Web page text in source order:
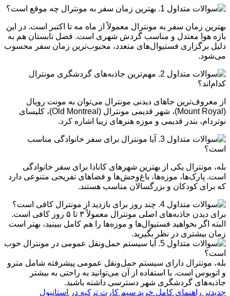
1. بهترین زمان سفر به مونترال چه موقع است؟
بهترین زمان سفر به مونترال معمولاً از ماه مه تا اکتبر است. در این
بازه هوا معتدل و مناسب گردش شهری است. فصل تابستان هم به
دلیل برگزاری فستیوال‌های متعدد، محبوب‌ترین زمان سفر محسوب
می‌شود.
2. مهم‌ترین جاذبه‌های گردشگری مونترال
کدام‌اند؟
از معروف‌ترین جاهای دیدنی مونترال می‌توان به مونت رویال
(Mount Royal)، شهر قدیمی مونترال (Old Montreal)، کلیسای
نوتردام، بندر قدیمی و موزه هنرهای زیبا اشاره کرد.
3. آیا مونترال برای سفر خانوادگی مناسب
است؟
بله، مونترال یکی از بهترین شهرهای کانادا برای سفر خانوادگی
است. پارک‌ها، موزه‌ها، باغ‌وحش‌ها و فضاهای تفریحی متنوعی دارد
که برای کودکان و بزرگسالان مناسب هستند.
4. چند روز برای بازدید از مونترال کافی است؟
برای دیدن جاذبه‌های اصلی مونترال معمولاً ۳ تا ۵ روز کافی است.
البته اگر بخواهید فستیوال‌ها و موزه‌ها را هم کامل ببینید، بهتر است
زمان بیشتری در نظر بگیرید.
5. آیا سیستم حمل‌ونقل عمومی در مونترال خوب
است؟
بله، مونترال دارای سیستم حمل‌ونقل عمومی پیشرفته شامل مترو
و اتوبوس است. با استفاده از آن می‌توانید به راحتی به بیشتر
جاذبه‌های گردشگری شهر دسترسی داشته باشید.
جدیدتر راهنمای کامل خرید سیم کارت ترکیه در استانبول